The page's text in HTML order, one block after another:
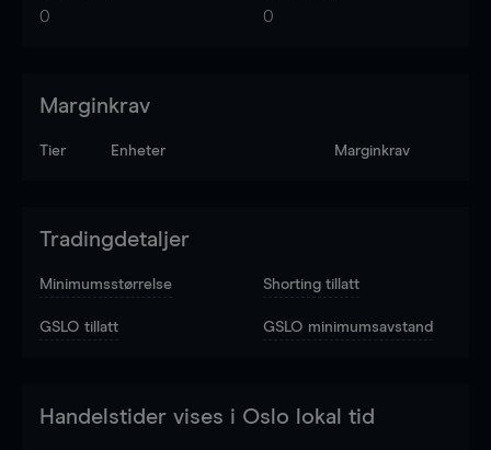
0 0
Marginkrav
Tier Enheter Marginkrav
Tradingdetaljer
Minimumsstørrelse Shorting tillatt
GSLO tillatt GSLO minimumsavstand
Handelstider vises i Oslo lokal tid